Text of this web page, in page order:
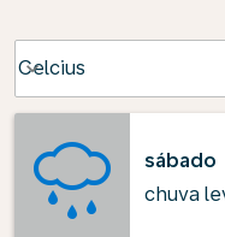
Celcius
keyboard_arrow_down
sábado
chuva